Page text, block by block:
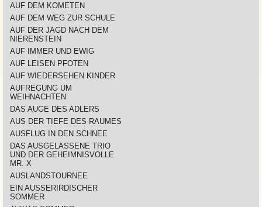
AUF DEM KOMETEN
AUF DEM WEG ZUR SCHULE
AUF DER JAGD NACH DEM
NIERENSTEIN
AUF IMMER UND EWIG
AUF LEISEN PFOTEN
AUF WIEDERSEHEN KINDER
AUFREGUNG UM
WEIHNACHTEN
DAS AUGE DES ADLERS
AUS DER TIEFE DES RAUMES
AUSFLUG IN DEN SCHNEE
DAS AUSGELASSENE TRIO
UND DER GEHEIMNISVOLLE
MR. X
AUSLANDSTOURNEE
EIN AUSSERIRDISCHER
SOMMER